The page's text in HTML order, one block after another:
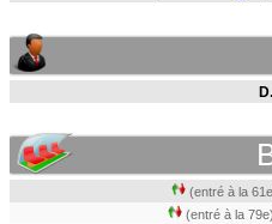
(entré à la
(entré à la 79e)